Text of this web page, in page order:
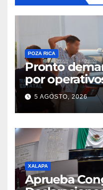
POZA RICA
Pronto
por
5 AGOSTO, 2026
XALAPA
Aprueba